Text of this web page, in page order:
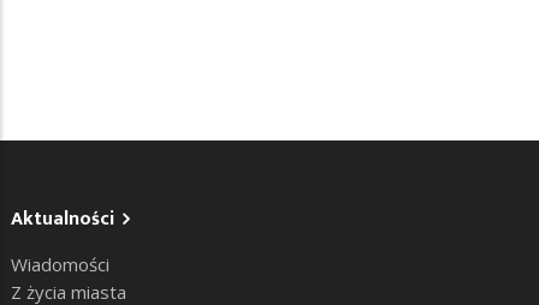
Aktualności
Wiadomości
Z życia miasta